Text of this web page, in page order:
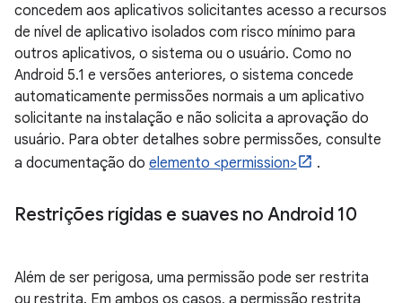
concedem aos aplicativos solicitantes acesso a recursos
de nível de aplicativo isolados com risco mínimo para
outros aplicativos, o sistema ou o usuário. Como no
Android 5.1 e versões anteriores, o sistema concede
automaticamente permissões normais a um aplicativo
solicitante na instalação e não solicita a aprovação do
usuário. Para obter detalhes sobre permissões, consulte
a documentação do elemento <permission> .
Restrições rígidas e suaves no Android 10
Além de ser perigosa, uma permissão pode ser restrita
ou restrita. Em ambos os casos, a permissão restrita